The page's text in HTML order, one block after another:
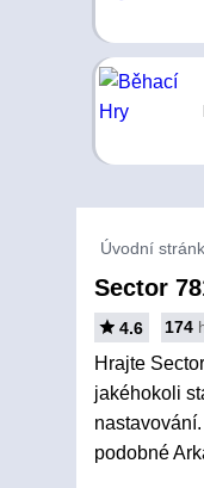
Úvodní
Sector
4.6 174
Hrajte
jakéhokoli
podobné